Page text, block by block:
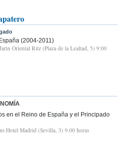
(2004-2011)
Oriental Ritz (Plaza de la Lealtad, 5) 9:00
en el Reino de España y el Principado
Hotel Madrid (Sevilla, 3) 9.00 horas